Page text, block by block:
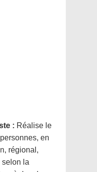
: Réalise le
en
régional,
selon la